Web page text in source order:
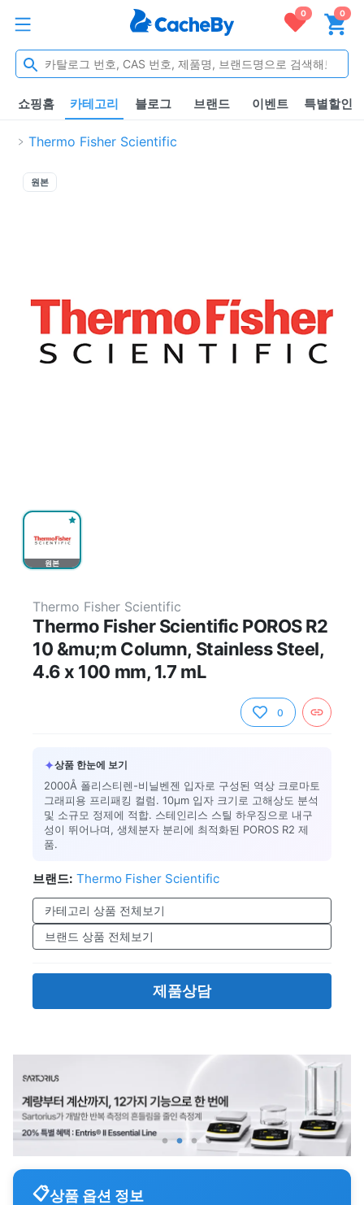
0 0
쇼핑홈 카테고리 블로그 브랜드 이벤트 특별할인
Thermo Fisher Scientific
원본
원본
Thermo Fisher Scientific
Thermo Fisher Scientific POROS R2
10 &mu;m Column, Stainless Steel,
4.6 x 100 mm, 1.7 mL
0
✦상품 한눈에 보기
2000Å 폴리스티렌-비닐벤젠 입자로 구성된 역상 크로마토
그래피용 프리패킹 컬럼. 10μm 입자 크기로 고해상도 분석
및 소규모 정제에 적합. 스테인리스 스틸 하우징으로 내구
성이 뛰어나며, 생체분자 분리에 최적화된 POROS R2 제
품.
브랜드: Thermo Fisher Scientific
카테고리 상품 전체보기
브랜드 상품 전체보기
제품상담
상품 옵션 정보